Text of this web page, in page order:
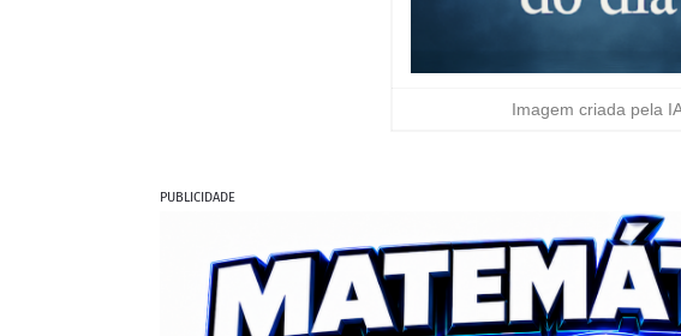
Imagem criada pela
PUBLICIDADE